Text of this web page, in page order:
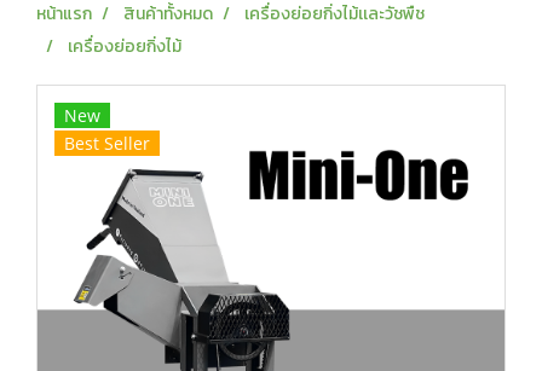
หน้าแรก สินค้าทั้งหมด
เครื่องย่อยกิ่งไม้เเละวัชพืช
เครื่องย่อยกิ่งไม้
New
Best Seller